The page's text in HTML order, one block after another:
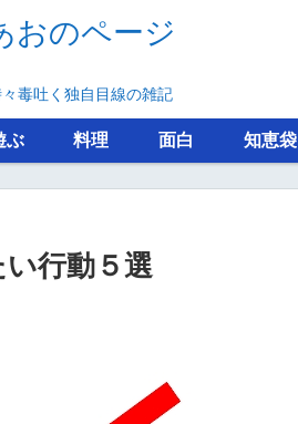
おのページ
毒吐く独自目線の雑記
ぶ 料理 面白 知恵袋
行動５選